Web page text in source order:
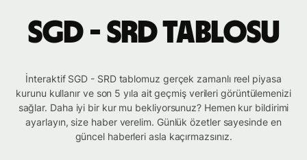
SGD - SRD tablosu
İnteraktif SGD - SRD tablomuz gerçek zamanlı reel piyasa
kurunu kullanır ve son 5 yıla ait geçmiş verileri görüntülemenizi
sağlar. Daha iyi bir kur mu bekliyorsunuz? Hemen kur bildirimi
ayarlayın, size haber verelim. Günlük özetler sayesinde en
güncel haberleri asla kaçırmazsınız.